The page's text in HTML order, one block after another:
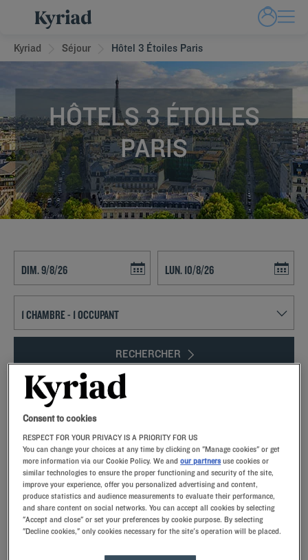
Kyriad Séjour Hôtel 3 Étoiles Paris
HÔTELS 3 ÉTOILES
PARIS
RECHERCHER
Visiter une ville aussi riche queParis demande que l’on y reste plusieurs jours.
Monuments, musées, parcs, places, les découvertes sont nombreuses dans la
plus belle ville du monde. Les visiteurs se rendent par milliers chaque année
en Île-de-France pour voir les merveilles qu’offre la capitale. Un tel patrimoine
nécessite une visite sur plusieurs jours, alors où se loger à Paris ? Bénéficiez
Consent to cookies
RESPECT FOR YOUR PRIVACY IS A PRIORITY FOR US
You can change your choices at any time by clicking on "Manage cookies" or get
more information via our Cookie Policy. We andour partners use cookies or
similar technologies to ensure the proper functioning and security of the site,
improve your experience, offer you personalized advertising and content,
produce statistics and audience measurements to evaluate their performance,
and share content on social networks. You can accept all cookies by selecting
"Accept and close" or set your preferences by cookie purpose. By selecting
"Decline cookies," only cookies necessary for the site's operation will be placed.